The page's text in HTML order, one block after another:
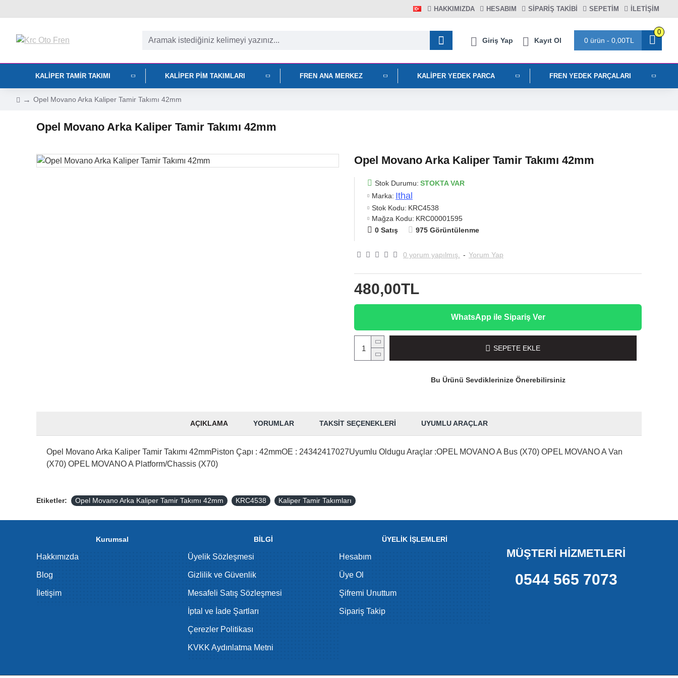
HAKKIMIZDA HESABIM SIPARIŞ TAKIBI SEPETIM İLETİŞİM
Giriş Yap Kayıt Ol 0 ürün - 0,00TL
0
KALIPER TAMIR TAKIMI KALIPER PIM TAKIMLARI FREN ANA MERKEZ KALIPER YEDEK PARCA FREN YEDEK PARÇALARI
Opel Movano Arka Kaliper Tamir Takımı 42mm
Opel Movano Arka Kaliper Tamir Takımı 42mm
Opel Movano Arka Kaliper Tamir Takımı 42mm
Stok Durumu: STOKTA VAR
Marka: Ithal
Stok Kodu: KRC4538
Mağza Kodu: KRC00001595
0 Satış
975 Görüntülenme
0 yorum yapılmış. - Yorum Yap
480,00TL
WhatsApp ile Sipariş Ver
SEPETE EKLE
Bu Ürünü Sevdiklerinize Önerebilirsiniz
AÇIKLAMA YORUMLAR TAKSIT SEÇENEKLERI UYUMLU ARAÇLAR
Opel Movano Arka Kaliper Tamir Takımı 42mmPiston Çapı : 42mmOE : 24342417027Uyumlu Oldugu Araçlar :OPEL MOVANO A Bus (X70) OPEL MOVANO A Van
(X70) OPEL MOVANO A Platform/Chassis (X70)
Etiketler: Opel Movano Arka Kaliper Tamir Takımı 42mm KRC4538 Kaliper Tamir Takımları
Kurumsal
Hakkımızda
Blog
İletişim
BİLGİ
Üyelik Sözleşmesi
Gizlilik ve Güvenlik
Mesafeli Satış Sözleşmesi
İptal ve İade Şartları
Çerezler Politikası
KVKK Aydınlatma Metni
ÜYELİK İŞLEMLERİ
Hesabım
Üye Ol
Şifremi Unuttum
Sipariş Takip
MÜŞTERİ HİZMETLERİ
0544 565 7073